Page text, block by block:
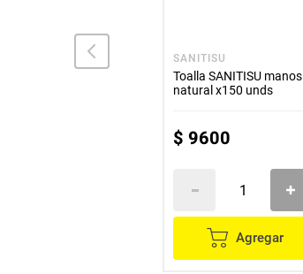
SANITISU
Toalla SANITISU manos
natural x150 unds
$ 9600
Agregar